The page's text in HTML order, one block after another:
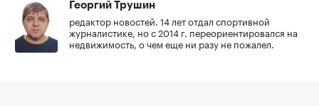
Георгий Трушин
редактор новостей. 14 лет отдал спортивной
журналистике, но с 2014 г. переориентировался на
недвижимость, о чем еще ни разу не пожалел.